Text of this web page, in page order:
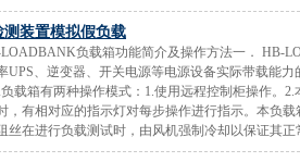
测装置模拟假负载
负载箱功能简介及操作方法一． HB-
UPS、逆变器、开关电源等电源设备实际带载能
载箱有两种操作模式：1.使用远程控制柜操作。
，有相对应的指示灯对每步操作进行指示。本负
丝在进行负载测试时，由风机强制冷却以保证其正